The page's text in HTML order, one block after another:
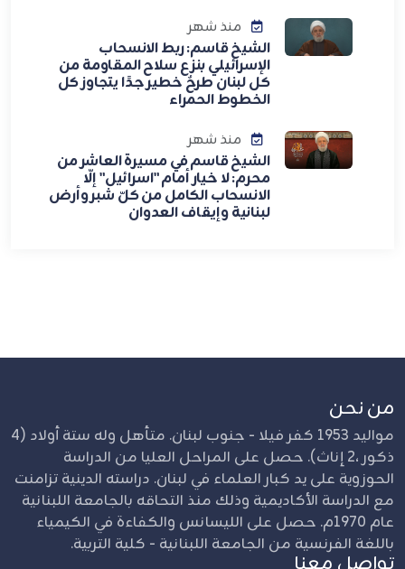
منذ شهر
الشيخ قاسم: ربط الانسحاب
الإسرائيلي بنزع سلاح المقاومة من
كل لبنان طرحٌ خطير جدًا يتجاوز كل
الخطوط الحمراء
منذ شهر
الشيخ قاسم في مسيرة العاشر من
محرم: لا خيار أمام "اسرائيل" إلّا
الانسحاب الكامل من كلّ شبر وأرض
لبنانية وإيقاف العدوان
من نحن
مواليد 1953 كفر فيلا - جنوب لبنان. متأهل وله ستة أولاد (4
ذكور ،2 إناث). حصل على المراحل العليا من الدراسة
الحوزوية على يد كبار العلماء في لبنان. دراسته الدينية تزامنت
مع الدراسة الأكاديمية وذلك منذ التحاقه بالجامعة اللبنانية
عام 1970م. حصل على الليسانس والكفاءة في الكيمياء
باللغة الفرنسية من الجامعة اللبنانية - كلية التربية.